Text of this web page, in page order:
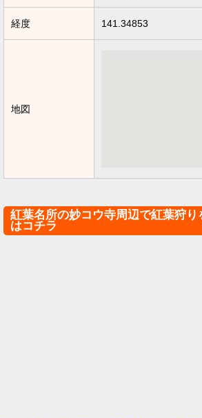
経度 141.34853
地図
紅葉名所の妙コウ寺周辺で紅葉狩り
はコチラ